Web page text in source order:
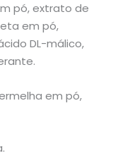
pó, extrato de
em pó,
DL-málico,
em pó,